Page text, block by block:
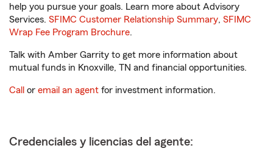
help you pursue your goals. Learn more about Advisory
Services. SFIMC Customer Relationship Summary, SFIMC
Wrap Fee Program Brochure.
Talk with Amber Garrity to get more information about
mutual funds in Knoxville, TN and financial opportunities.
Call or email an agent for investment information.
Credenciales y licencias del agente: